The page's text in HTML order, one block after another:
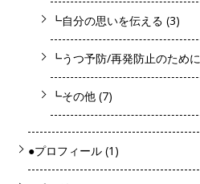
┗自分の思いを伝える (3)
┗うつ予防/再発防止のために
┗その他 (7)
●プロフィール (1)